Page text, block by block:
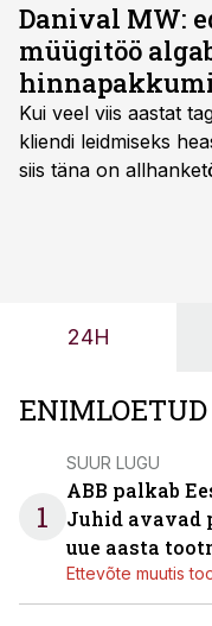
Danival MW:
müügitöö
Kui veel viis aastat
kliendi leidmiseks
siis täna on
24H
ENIMLOETUD
1
SUUR LUGU
ABB palkab
Juhid avavad
uue aasta
Ettevõte muutis